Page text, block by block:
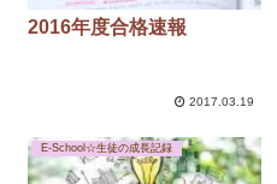
2016年度合格速報
2017.03.19
E-School☆生徒の成長記録